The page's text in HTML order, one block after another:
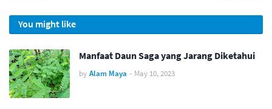
You might like
Manfaat Daun Saga yang Jarang Diketahui
by Alam Maya - May 10, 2023